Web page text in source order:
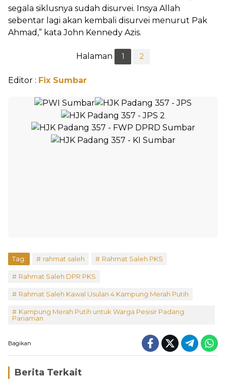
segala siklusnya sudah disurvei. Insya Allah
sebentar lagi akan kembali disurvei menurut Pak
Ahmad,” kata John Kennedy Azis.
Halaman 1 2
Editor : Fix Sumbar
Tag: rahmat saleh Rahmat Saleh PKS
Rahmat Saleh DPR PKS
Rahmat Saleh Kawal Usulan 4 Kampung Merah Putih
Kampung Merah Putih untuk Warga Pesisir Padang
Pariaman
Bagikan
Berita Terkait